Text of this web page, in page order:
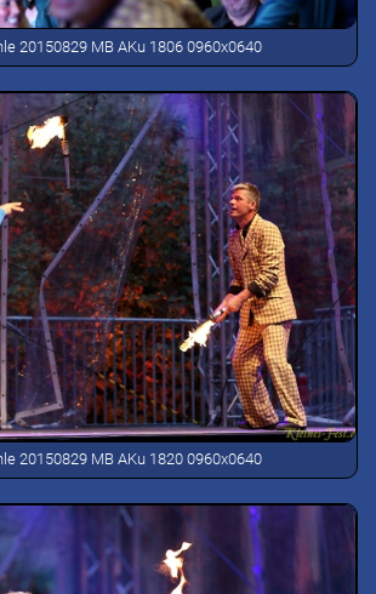
20150829 MB AKu 1806 0960x0640
20150829 MB AKu 1820 0960x0640